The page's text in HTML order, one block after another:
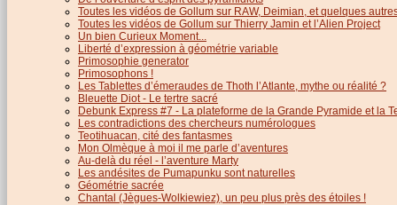
Toutes les vidéos de Gollum sur RAW, Deimian, et quelques
Toutes les vidéos de Gollum sur Thierry Jamin et l’Alien Project
Un bien Curieux Moment...
Liberté d’expression à géométrie variable
Primosophie generator
Primosophons !
Les Tablettes d’émeraudes de Thoth l’Atlante, mythe ou réalité ?
Bleuette Diot - Le tertre sacré
Debunk Express #7 - La plateforme de la Grande Pyramide et la
Les contradictions des chercheurs numérologues
Teotihuacan, cité des fantasmes
Mon Olmèque à moi il me parle d’aventures
Au-delà du réel - l’aventure Marty
Les andésites de Pumapunku sont naturelles
Géométrie sacrée
Chantal (Jègues-Wolkiewiez), un peu plus près des étoiles !